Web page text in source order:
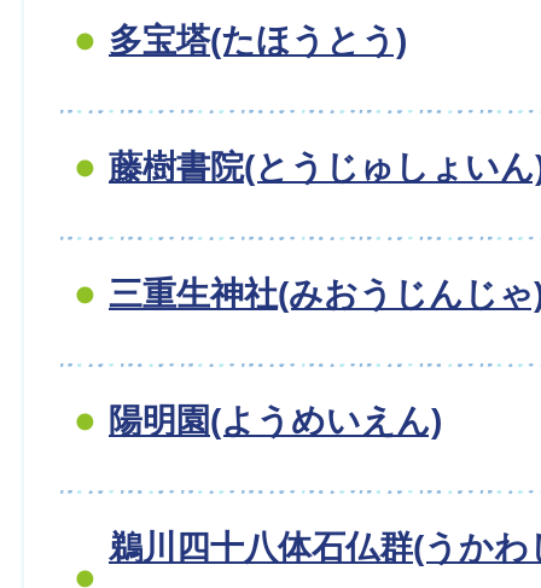
多宝塔(たほうとう)
藤樹書院(とうじゅしょいん
三重生神社(みおうじんじゃ
陽明園(ようめいえん)
鵜川四十八体石仏群(うか